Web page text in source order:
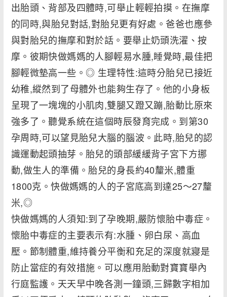
出胎頭、背部及四體時,可舉止輕輕拍摸。在撫摩
的同時,與胎兒對話,對胎兒更有好處。爸爸也應參
與對胎兒的撫摩和對於話。要舉止奶頭洗濯、按
摩。彼期快做媽媽的人腳輕易水腫,睡覺時,最佳把
腳輕微墊高一些。◎ 生理特性:這時分胎兒已接近
幼稚,縱然到了母體外也能夠生存了。他的小身板
呈現了一塊塊的小肌肉,雙腿又蹬又蹦,胎動比原來
強多了。聽覺系統在這個時辰發育完成。到第30
孕周時,可以望見胎兒大腦的腦波。此時,胎兒的認
識運動起頭抽芽。胎兒的頭部緩緩背子宮下方挪
動,做生人的準備。胎兒的身長約40釐米,體重
1800克。快做媽媽的人的子宮底高到達25～27釐
米,◎
快做媽媽的人須知:到了孕晚期,嚴防懷胎中毒症。
懷胎中毒症的主要表示有:水腫、卵白尿、高血
壓。節制體重,維持養分平衡和充足的深度就寢是
防止當症的有效措施。可以應用胎動對寶寶舉內
行庭監護。天天早中晚各測一鐘頭,三歸數字相加